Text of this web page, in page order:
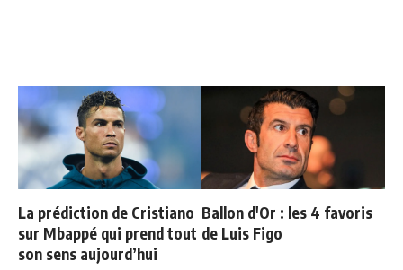
La prédiction de Cristiano
sur Mbappé qui prend tout
son sens aujourd’hui
Ballon d'Or : les 4 favoris
de Luis Figo